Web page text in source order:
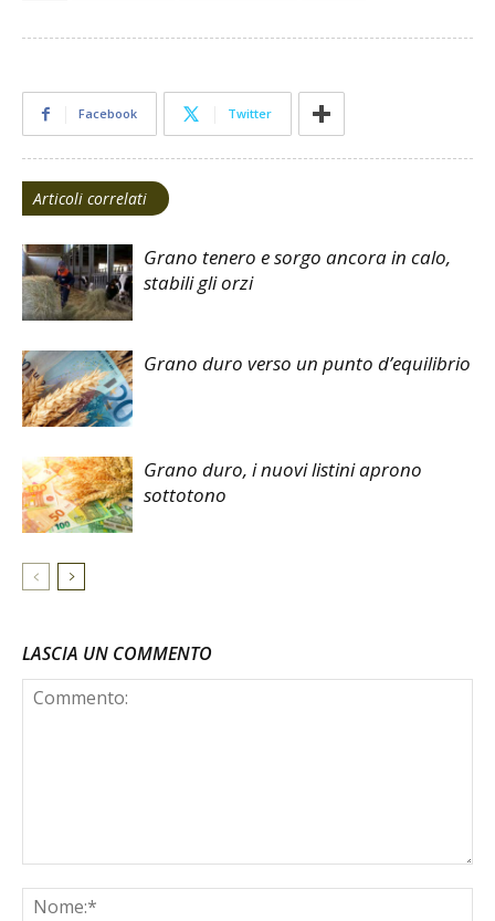
Facebook Twitter
Articoli correlati
Grano tenero e sorgo ancora in calo,
stabili gli orzi
Grano duro verso un punto d’equilibrio
Grano duro, i nuovi listini aprono
sottotono
LASCIA UN COMMENTO